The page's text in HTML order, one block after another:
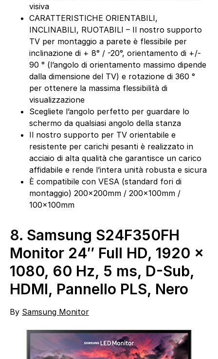
visiva
CARATTERISTICHE ORIENTABILI,
INCLINABILI, RUOTABILI – Il nostro supporto
TV per montaggio a parete è flessibile per
inclinazione di + 8° / -20°, orientamento di +/-
90 ° (l’angolo di orientamento massimo dipende
dalla dimensione del TV) e rotazione di 360 °
per ottenere la massima flessibilità di
visualizzazione
Scegliete l’angolo perfetto per guardare lo
schermo da qualsiasi angolo della stanza
Il nostro supporto per TV orientabile e
resistente per carichi pesanti è realizzato in
acciaio di alta qualità che garantisce un carico
affidabile e rende l’intera unità robusta e sicura
È compatibile con VESA (standard fori di
montaggio) 200x200mm / 200x100mm /
100x100mm
8. Samsung S24F350FH
Monitor 24″ Full HD, 1920 x
1080, 60 Hz, 5 ms, D-Sub,
HDMI, Pannello PLS, Nero
By Samsung Monitor